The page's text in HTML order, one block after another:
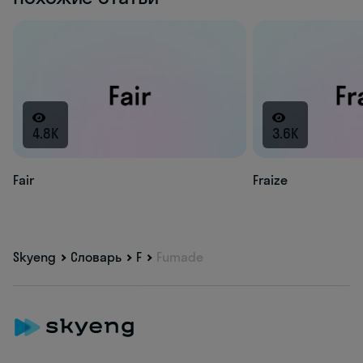
4.8K
Fair
3.6K
Fraize
Skyeng Словарь F Fumade